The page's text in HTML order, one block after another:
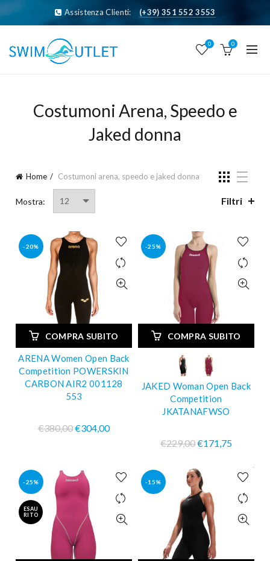
Assistenza Clienti: (+39) 351 552 3553
0 0
Costumoni Arena, Speedo e
Jaked donna
Home Costumoni arena, speedo e jaked donna
Mostra: Filtri
-20%
COMPRA SUBITO
ARENA Women Open Back
Competition POWERSKIN
CARBON AIR2 001128
553
€380,00€304,00
-25%
COMPRA SUBITO
JAKED Woman Open Back
Competition
JKATANAFWSO
€229,00€171,75
-25%
ESAU
RITO
-15%